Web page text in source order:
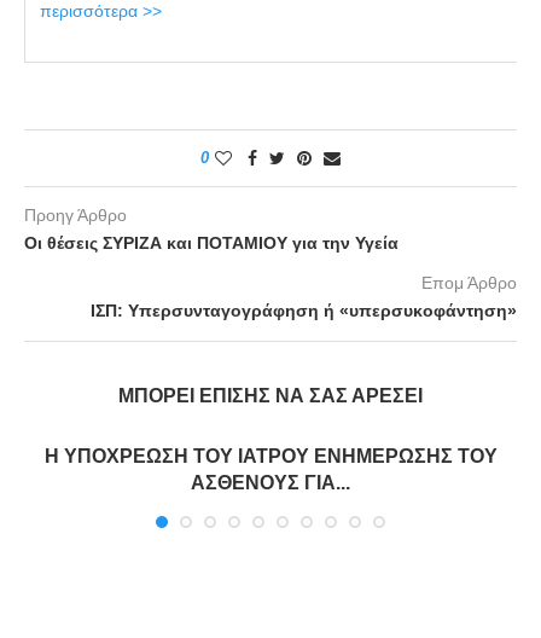
περισσότερα >>
0
Προηγ Άρθρο
Οι θέσεις ΣΥΡΙΖΑ και ΠΟΤΑΜΙΟΥ για την Υγεία
Επομ Άρθρο
ΙΣΠ: Υπερσυνταγογράφηση ή «υπερσυκοφάντηση»
ΜΠΟΡΕΊ ΕΠΊΣΗΣ ΝΑ ΣΑΣ ΑΡΈΣΕΙ
Η ΥΠΟΧΡΕΩΣΗ ΤΟΥ ΙΑΤΡΟΥ ΕΝΗΜΕΡΩΣΗΣ ΤΟΥ
ΑΣΘΕΝΟΥΣ ΓΙΑ...